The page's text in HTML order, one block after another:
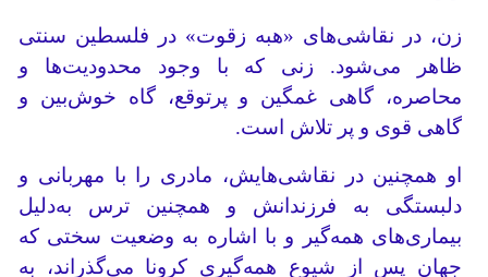
زن، در نقاشی‌های «هبه زقوت» در فلسطین سنتی
ظاهر می‌شود. زنی که با وجود محدودیت‌ها و
محاصره، گاهی غمگین و پرتوقع، گاه خوش‌بین و
گاهی قوی و پر تلاش است.
او همچنین در نقاشی‌هایش، مادری را با مهربانی و
دلبستگی به فرزندانش و همچنین ترس به‌دلیل
بیماری‌های همه‌گیر و با اشاره به وضعیت سختی که
جهان پس از شیوع همه‌گیری کرونا می‌گذراند، به